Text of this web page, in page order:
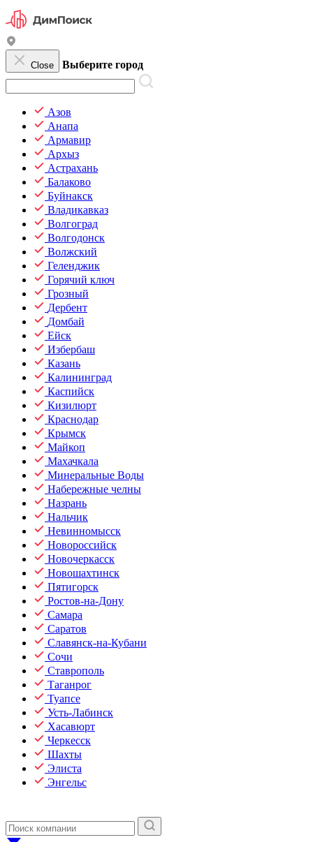
Close Выберите город
Азов
Анапа
Армавир
Архыз
Астрахань
Балаково
Буйнакск
Владикавказ
Волгоград
Волгодонск
Волжский
Геленджик
Горячий ключ
Грозный
Дербент
Домбай
Ейск
Избербаш
Казань
Калининград
Каспийск
Кизилюрт
Краснодар
Крымск
Майкоп
Махачкала
Минеральные Воды
Набережные челны
Назрань
Нальчик
Невинномысск
Новороссийск
Новочеркасск
Новошахтинск
Пятигорск
Ростов-на-Дону
Самара
Саратов
Славянск-на-Кубани
Сочи
Ставрополь
Таганрог
Туапсе
Усть-Лабинск
Хасавюрт
Черкесск
Шахты
Элиста
Энгельс